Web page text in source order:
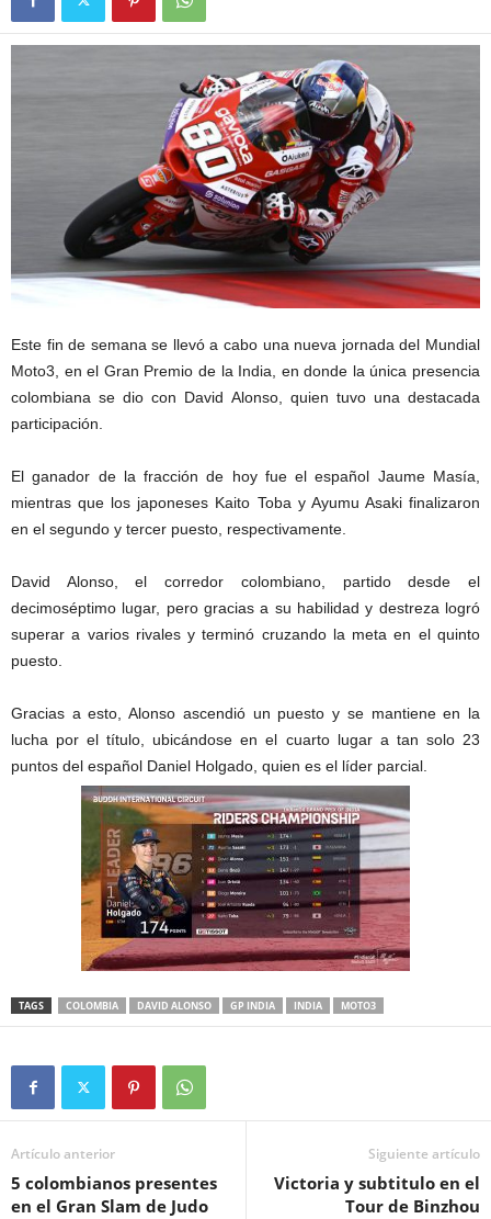
Este fin de semana se llevó a cabo una nueva jornada del Mundial
Moto3, en el Gran Premio de la India, en donde la única presencia
colombiana se dio con David Alonso, quien tuvo una destacada
participación.
El ganador de la fracción de hoy fue el español Jaume Masía,
mientras que los japoneses Kaito Toba y Ayumu Asaki finalizaron
en el segundo y tercer puesto, respectivamente.
David Alonso, el corredor colombiano, partido desde el
decimoséptimo lugar, pero gracias a su habilidad y destreza logró
superar a varios rivales y terminó cruzando la meta en el quinto
puesto.
Gracias a esto, Alonso ascendió un puesto y se mantiene en la
lucha por el título, ubicándose en el cuarto lugar a tan solo 23
puntos del español Daniel Holgado, quien es el líder parcial.
TAGS COLOMBIA DAVID ALONSO GP INDIA INDIA MOTO3
Artículo anterior
5 colombianos presentes
en el Gran Slam de Judo
Siguiente artículo
Victoria y subtitulo en el
Tour de Binzhou